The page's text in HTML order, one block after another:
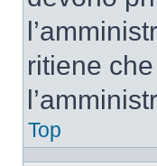
ritiene
Top